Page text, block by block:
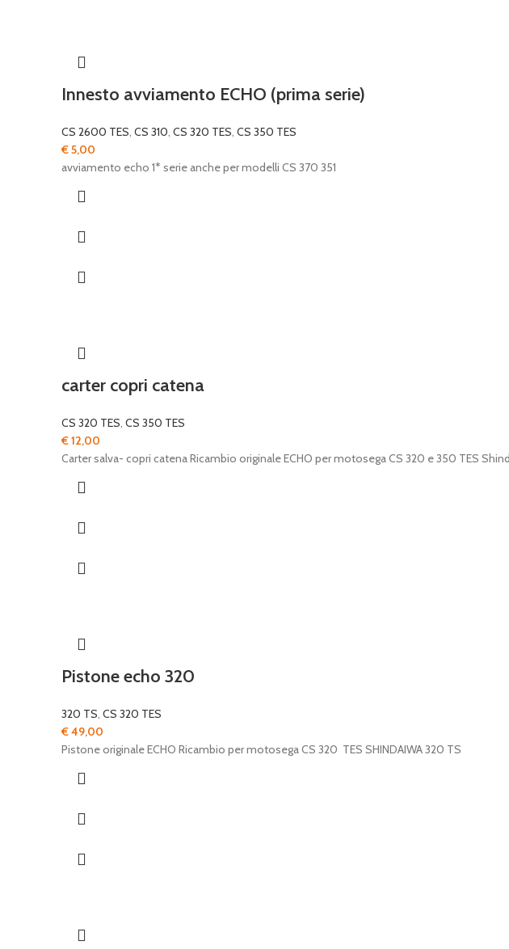
Innesto avviamento ECHO (prima serie)
CS 2600 TES, CS 310, CS 320 TES, CS 350 TES
€5,00
avviamento echo 1* serie anche per modelli CS 370 351
carter copri catena
CS 320 TES, CS 350 TES
€12,00
Carter salva- copri catena Ricambio originale ECHO per motosega CS 320 e 350 TES
Pistone echo 320
320 TS, CS 320 TES
€49,00
Pistone originale ECHO Ricambio per motosega CS 320 TES SHINDAIWA 320 TS